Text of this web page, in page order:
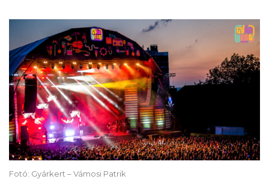
Fotó: Gyárkert – Vámosi Patrik